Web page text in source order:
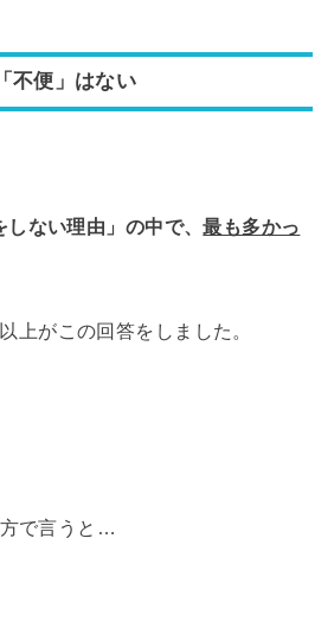
不便」はない
しない理由」の中で、最も多かっ
上がこの回答をしました。
で言うと…